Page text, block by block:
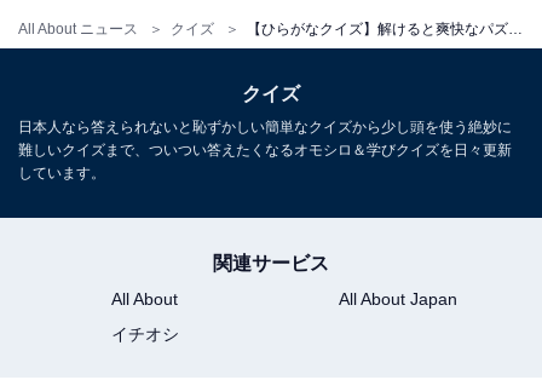
All About ニュース クイズ
クイズ
日本人なら答えられないと恥ずかしい簡単なクイズから少し頭を使う絶妙に
難しいクイズまで、ついつい答えたくなるオモシロ＆学びクイズを日々更新
しています。
関連サービス
All About
All About Japan
イチオシ